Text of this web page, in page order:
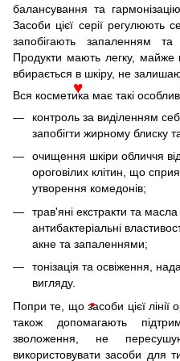
балансування та
Засоби цієї серії регулюють
запобігають запаленням
Продукти мають легку, майже
вбирається в шкіру, не
Вся косметика має такі
контроль за виділенням
запобігти жирному блиску
очищення шкіри обличчя
ороговілих клітин, що
утворення комедонів;
трав'яні екстракти та
антибактеріальні
акне та запаленнями;
тонізація та освіження,
вигляду.
Попри те, що засоби цієї лінії
також допомагають
зволоження, не
використовувати засоби для
♥
♥